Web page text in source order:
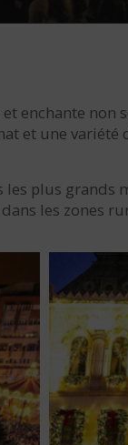
enchante
et une
plus
les zones